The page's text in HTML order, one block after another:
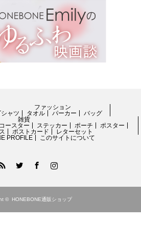
ファッション
シャツ
タオル パーカー
バッグ
雑貨
コースター ステッカー ポーチ
ポスター
ポストカード
レターセット
PROFILE このサイトについて
© HONEBONE通販ショップ